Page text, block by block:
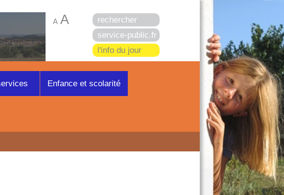
A A
rechercher
service-public.fr
l'info du jour
Enfance et scolarité